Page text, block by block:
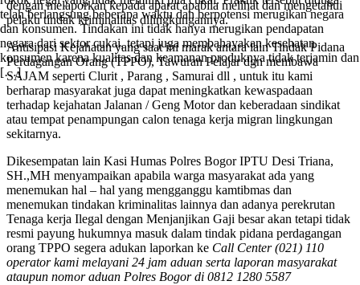
dengan melaporkan kepada aparat apabila melihat dan mengetahui
pelaku tindak kriminalitas dilingkungannya.
Antisipasi Kejahatan yang saat ini marak antara lain Tindak Pidana
Perdagangan Orang (TPPO), Tawuran Pelajar dgn membawa
SAJAM seperti Clurit , Parang , Samurai dll , untuk itu kami
berharap masyarakat juga dapat meningkatkan kewaspadaan
terhadap kejahatan Jalanan / Geng Motor dan keberadaan sindikat
atau tempat penampungan calon tenaga kerja migran lingkungan
sekitarnya.
Dikesempatan lain Kasi Humas Polres Bogor IPTU Desi Triana,
SH.,MH menyampaikan apabila warga masyarakat ada yang
menemukan hal – hal yang mengganggu kamtibmas dan
menemukan tindakan kriminalitas lainnya dan adanya perekrutan
Tenaga kerja Ilegal dengan Menjanjikan Gaji besar akan tetapi tidak
resmi payung hukumnya masuk dalam tindak pidana perdagangan
orang TPPO segera adukan laporkan ke Call Center (021) 110
operator kami melayani 24 jam aduan serta laporan masyarakat
ataupun nomor aduan Polres Bogor di 0812 1280 5587
telah berlangsung beberapa waktu dan berpotensi merugikan negara
dan konsumen. Tindakan ini tidak hanya merugikan pendapatan
negara dari sektor cukai, tetapi juga membahayakan kesehatan
konsumen karena kualitas dan keamanan produknya tidak terjamin dan
[…]